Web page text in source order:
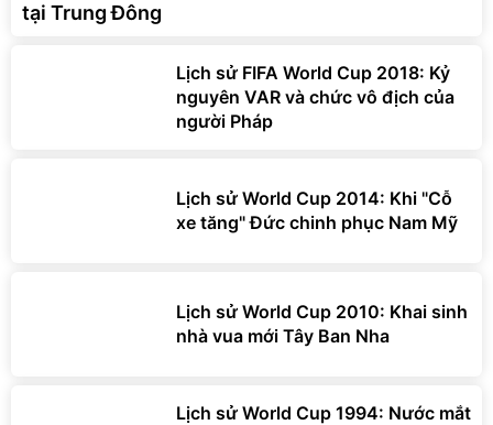
tại Trung Đông
Lịch sử FIFA World Cup 2018: Kỷ
nguyên VAR và chức vô địch của
người Pháp
Lịch sử World Cup 2014: Khi "Cỗ
xe tăng" Đức chinh phục Nam Mỹ
Lịch sử World Cup 2010: Khai sinh
nhà vua mới Tây Ban Nha
Lịch sử World Cup 1994: Nước mắt